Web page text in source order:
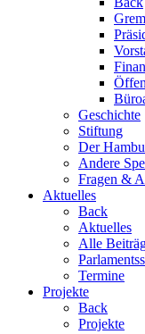
Geschichte
Stiftung
Der
Andere
Fragen &
Aktuelles
Back
Aktuelles
Alle
Termine
Projekte
Back
Projekte